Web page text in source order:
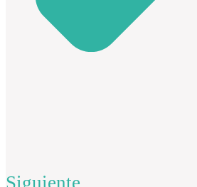
Siguiente